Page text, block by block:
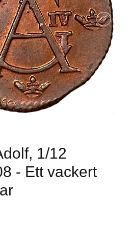
1/12
- Ett vackert